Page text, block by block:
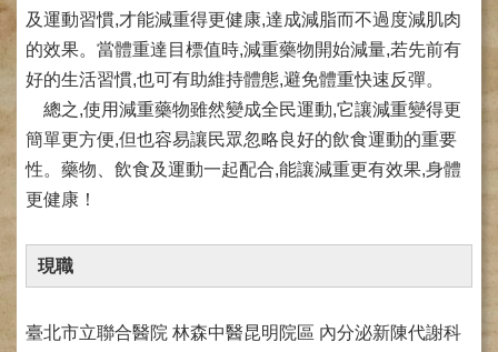
網
路
掛
號
就
醫
指
南
臺
國
及運動習慣,才能減重得更健康,達成減脂而不過度減肌肉
的效果。當體重達目標值時,減重藥物開始減量,若先前有
好的生活習慣,也可有助維持體態,避免體重快速反彈。
總之,使用減重藥物雖然變成全民運動,它讓減重變得更
簡單更方便,但也容易讓民眾忽略良好的飲食運動的重要
性。藥物、飲食及運動一起配合,能讓減重更有效果,身體
更健康！
現職
臺北市立聯合醫院 林森中醫昆明院區 內分泌新陳代謝科